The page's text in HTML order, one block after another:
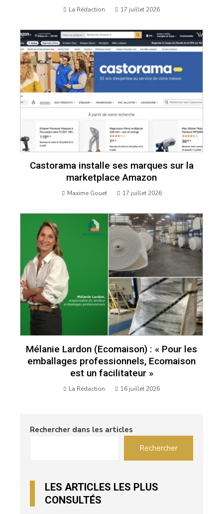
La Rédaction 17 juillet 2026
Castorama installe ses marques sur la
marketplace Amazon
Maxime Gouet 17 juillet 2026
Mélanie Lardon (Ecomaison) : « Pour les
emballages professionnels, Ecomaison
est un facilitateur »
La Rédaction 16 juillet 2026
Rechercher dans les articles
Rechercher
LES ARTICLES LES PLUS
CONSULTÉS